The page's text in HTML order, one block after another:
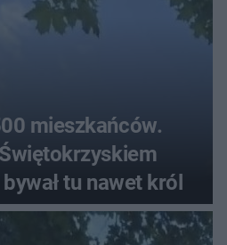
mieszkańców.
tu nawet król